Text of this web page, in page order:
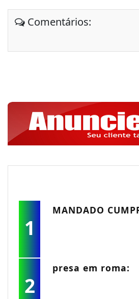
Comentários:
1
MANDADO
2
presa em roma: